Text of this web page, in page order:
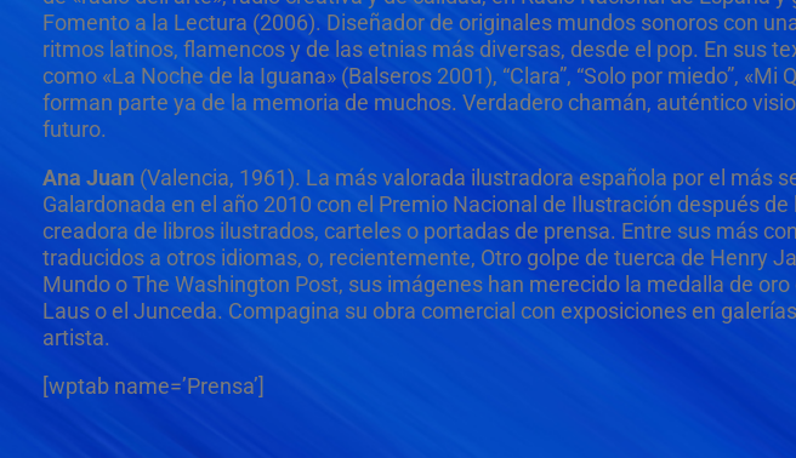
Fomento a la Lectura (2006). Diseñador de originales mundos sonoros con
ritmos latinos, flamencos y de las etnias más diversas, desde el pop. En sus
como «La Noche de la Iguana» (Balseros 2001), “Clara”, “Solo por miedo”,
forman parte ya de la memoria de muchos. Verdadero chamán, auténtico
futuro.
Ana Juan (Valencia, 1961). La más valorada ilustradora española por el más
Galardonada en el año 2010 con el Premio Nacional de Ilustración después
creadora de libros ilustrados, carteles o portadas de prensa. Entre sus más
traducidos a otros idiomas, o, recientemente, Otro golpe de tuerca de Henry
Mundo o The Washington Post, sus imágenes han merecido la medalla de
Laus o el Junceda. Compagina su obra comercial con exposiciones en
artista.
[wptab name=’Prensa’]